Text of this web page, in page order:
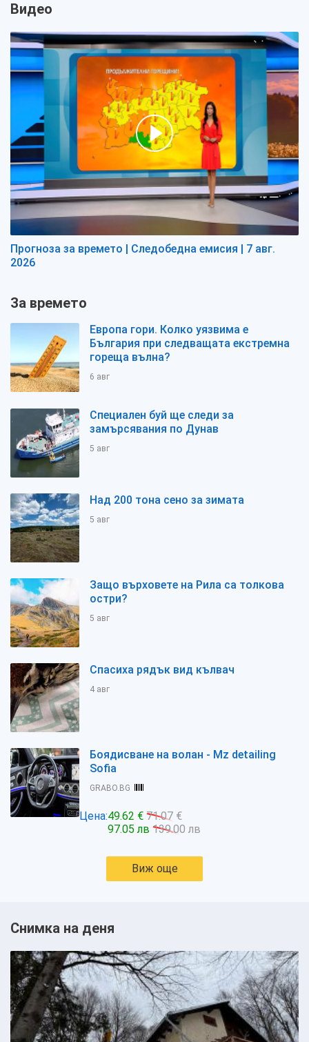
Видео
Прогноза за времето | Следобедна емисия | 7 авг.
2026
За времето
Европа гори. Колко уязвима е
България при следващата екстремна
гореща вълна?
6 авг
Специален буй ще следи за
замърсявания по Дунав
5 авг
Над 200 тона сено за зимата
5 авг
Защо върховете на Рила са толкова
остри?
5 авг
Спасиха рядък вид кълвач
4 авг
Боядисване на волан - Mz detailing
Sofia
GRABO.BG
Цена:49.62 € 71.07 €
97.05 лв 139.00 лв
Виж още
Снимка на деня